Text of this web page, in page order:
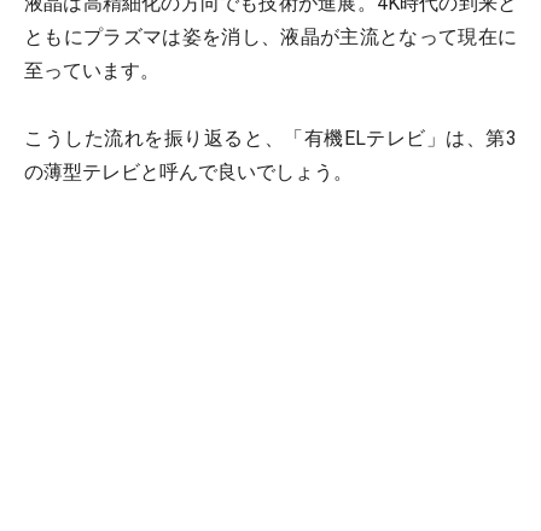
ともにプラズマは姿を消し、液晶が主流となって現在に
至っています。
こうした流れを振り返ると、「有機ELテレビ」は、第3
の薄型テレビと呼んで良いでしょう。